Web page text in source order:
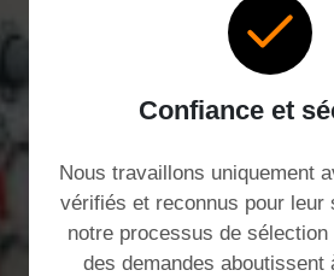
Confiance et
Nous travaillons uniquement
vérifiés et reconnus pour leur
notre processus de sélection
des demandes aboutissent